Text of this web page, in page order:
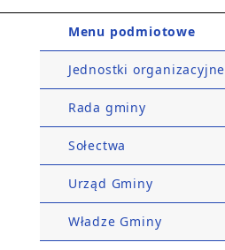
Menu podmiotowe
Jednostki organizacyjne
Rada gminy
Sołectwa
Urząd Gminy
Władze Gminy